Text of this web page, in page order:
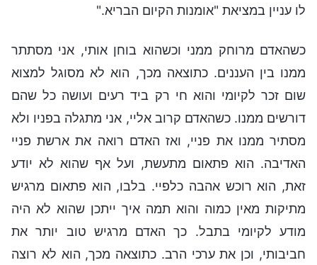
לו עניין במציאת "אומנות הקיום הבריא."
כשהאדם מרוחק ממני וכשהוא בוחן אותי, אני מסתתר
ממנו בין העננים. כתוצאה מכך, הוא לא מסוגל למצוא
שום זכר לקיומי והוא חי רק ביד רעים ועושה כל שהם
דורשים ממנו. כשהאדם קרוב אליי, אני מתגלה בפניו ולא
מסתיר ממנו את פניי, ואז האדם רואה את ארשת פניי
האדיבה. הוא פתאום מתעשת, ועל אף שהוא לא יודע
זאת, הוא רוכש אהבה כלפיי. בלבו, הוא פתאום מרגיש
מתיקות מאין כמוה והוא תמה איך ייתכן שהוא לא היה
מודע לקיומי בתבל. כך האדם מרגיש טוב יותר את
חביבותי, וכן את ערכי הרב. כתוצאה מכך, הוא לא רוצה